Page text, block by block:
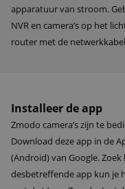
apparatuur van stroom.
NVR en camera’s op het
router met de
Installeer de app
Zmodo camera’s zijn te
Download deze app in de
(Android) van Google. Zoek
desbetreffende app kun je